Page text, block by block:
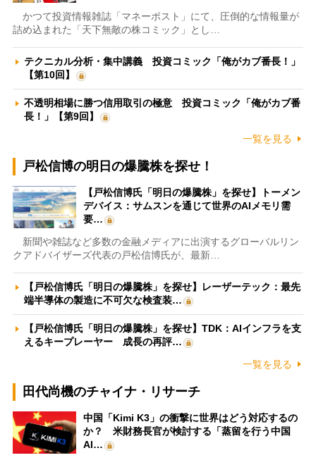
かつて投資情報雑誌「マネーポスト」にて、圧倒的な情報量が
詰め込まれた「天下無敵の株コミック」とし…
テクニカル分析・集中講義 投資コミック「俺がカブ番長！」
【第10回】
不透明相場に勝つ信用取引の極意 投資コミック「俺がカブ番
長！」【第9回】
一覧を見る
戸松信博の明日の爆騰株を探せ！
【戸松信博氏「明日の爆騰株」を探せ】トーメン
デバイス：サムスンを通じて世界のAIメモリ需
要…
新聞や雑誌など多数の金融メディアに出演するグローバルリン
クアドバイザーズ代表の戸松信博氏が、最新…
【戸松信博氏「明日の爆騰株」を探せ】レーザーテック：最先
端半導体の製造に不可欠な検査装…
【戸松信博氏「明日の爆騰株」を探せ】TDK：AIインフラを支
えるキープレーヤー 成長の再評…
一覧を見る
田代尚機のチャイナ・リサーチ
中国「Kimi K3」の衝撃に世界はどう対応するの
か？ 米財務長官が検討する「蒸留を行う中国
AI…